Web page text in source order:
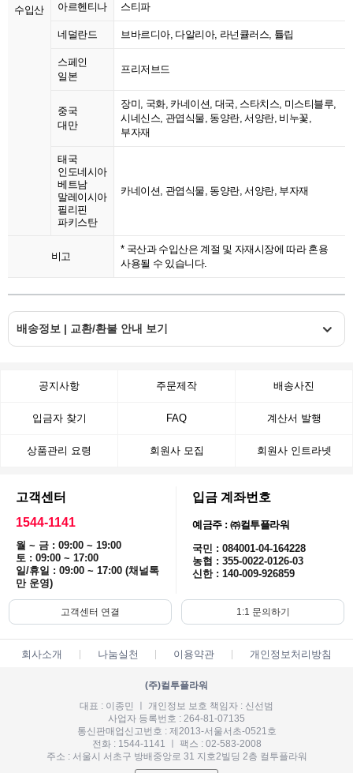
수입산 아르헨티나 스티파
네덜란드 브바르디아, 다알리아, 라넌큘러스, 튤립
스페인
일본
프리저브드
중국
대만
장미, 국화, 카네이션, 대국, 스타치스, 미스티블루,
시네신스, 관엽식물, 동양란, 서양란, 비누꽃,
부자재
태국
인도네시아
베트남
말레이시아
필리핀
파키스탄
카네이션, 관엽식물, 동양란, 서양란, 부자재
비고
* 국산과 수입산은 계절 및 자재시장에 따라 혼용
사용될 수 있습니다.
배송정보 | 교환/환불 안내 보기
공지사항 주문제작 배송사진
입금자 찾기 FAQ 계산서 발행
상품관리 요령 회원사 모집 회원사 인트라넷
고객센터
1544-1141
월 ~ 금 : 09:00 ~ 19:00
토 : 09:00 ~ 17:00
일/휴일 : 09:00 ~ 17:00 (채널톡
만 운영)
입금 계좌번호
예금주 : ㈜컬투플라워
국민 : 084001-04-164228
농협 : 355-0022-0126-03
신한 : 140-009-926859
고객센터 연결 1:1 문의하기
회사소개 나눔실천 이용약관 개인정보처리방침
(주)컬투플라워
대표 : 이종민 ㅣ 개인정보 보호 책임자 : 신선범
사업자 등록번호 : 264-81-07135
통신판매업신고번호 : 제2013-서울서초-0521호
전화 : 1544-1141 ㅣ 팩스 : 02-583-2008
주소 : 서울시 서초구 방배중앙로 31 지호2빌딩 2층 컬투플라워